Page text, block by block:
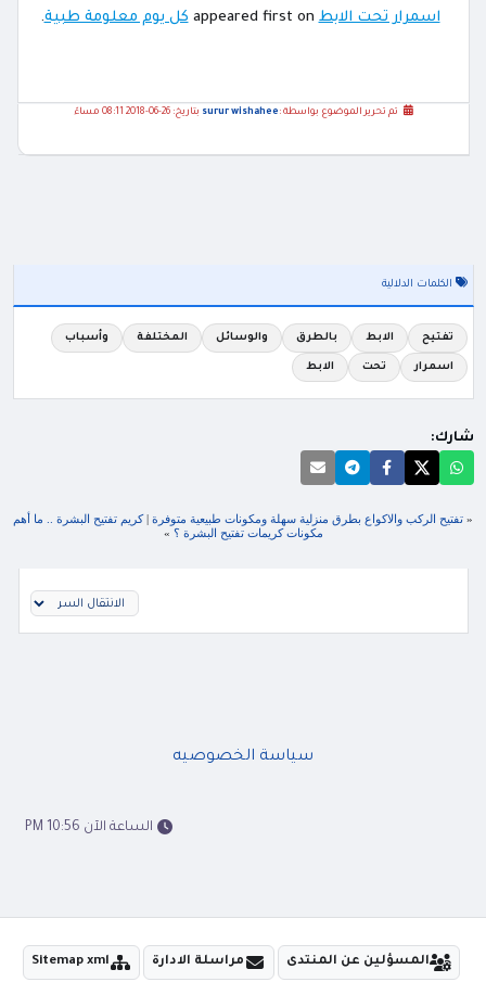
اسمرار تحت الابط
كل يوم معلومة طبية.
تم تحرير الموضوع بواسطة : surur wishahee بتاريخ: 26-06-2018 08:11 مساءً
الكلمات الدلالية
تفتيح الابط بالطرق والوسائل المختلفة وأسباب
اسمرار تحت الابط
شارك:
« تفتيح الركب والاكواع بطرق منزلية سهلة ومكونات طبيعية متوفرة |كريم تفتيح البشرة .. ما أهم
مكونات كريمات تفتيح البشرة ؟ »
سياسة الخصوصيه
الساعة الآن 10:56 PM
المسؤلين عن المنتدى مراسلة الادارة Sitemap xml